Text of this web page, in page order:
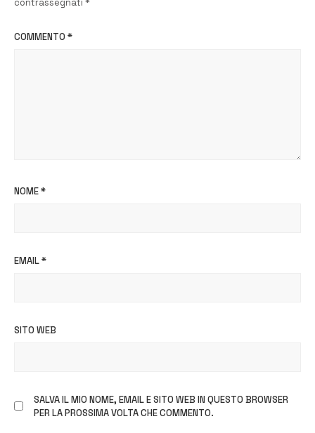
COMMENTO *
NOME*
EMAIL*
SITO WEB
SALVA IL MIO NOME, EMAIL E SITO WEB IN QUESTO BROWSER
PER LA PROSSIMA VOLTA CHE COMMENTO.